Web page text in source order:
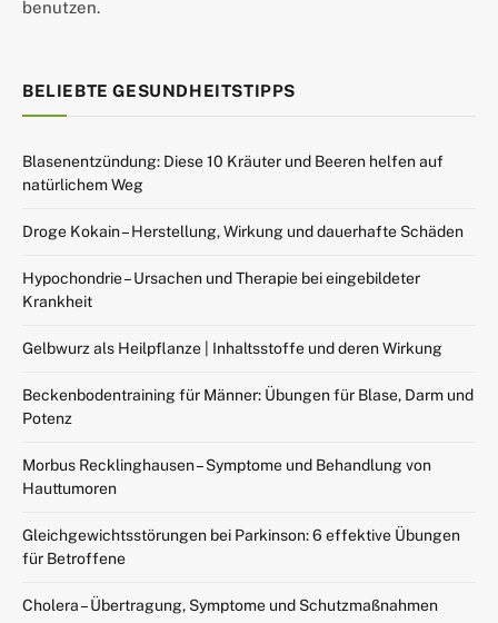
benutzen.
BELIEBTE GESUNDHEITSTIPPS
Blasenentzündung: Diese 10 Kräuter und Beeren helfen auf
natürlichem Weg
Droge Kokain – Herstellung, Wirkung und dauerhafte Schäden
Hypochondrie – Ursachen und Therapie bei eingebildeter
Krankheit
Gelbwurz als Heilpflanze | Inhaltsstoffe und deren Wirkung
Beckenbodentraining für Männer: Übungen für Blase, Darm und
Potenz
Morbus Recklinghausen – Symptome und Behandlung von
Hauttumoren
Gleichgewichtsstörungen bei Parkinson: 6 effektive Übungen
für Betroffene
Cholera – Übertragung, Symptome und Schutzmaßnahmen